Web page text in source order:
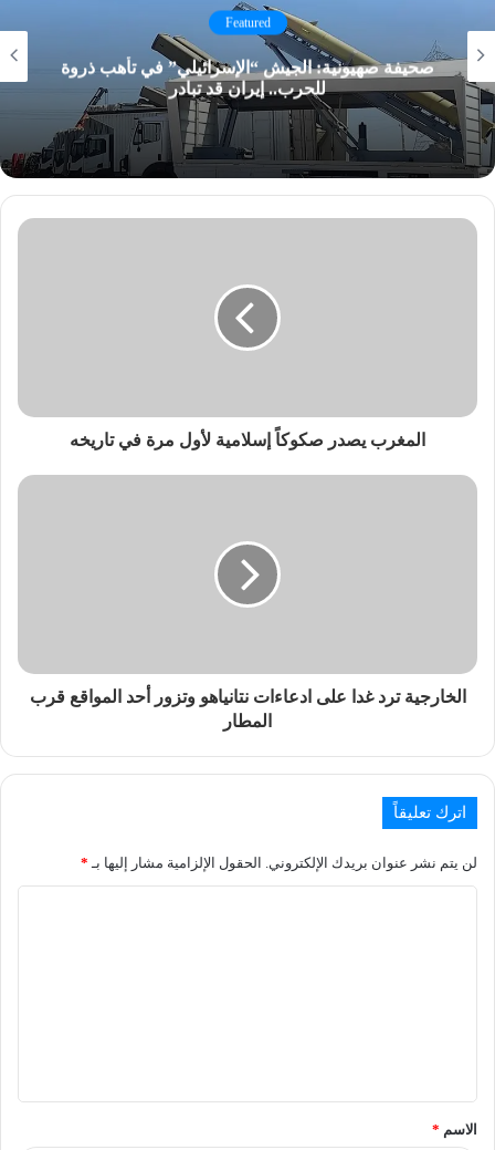
Featured
صحيفة صهيونية: الجيش “الإسرائيلي” في تأهب ذروة
للحرب.. إيران قد تبادر
المغرب يصدر صكوكاً إسلامية لأول مرة في تاريخه
الخارجية ترد غدا على ادعاءات نتانياهو وتزور أحد المواقع قرب
المطار
اترك تعليقاً
لن يتم نشر عنوان بريدك الإلكتروني. الحقول الإلزامية مشار إليها بـ *
الاسم *